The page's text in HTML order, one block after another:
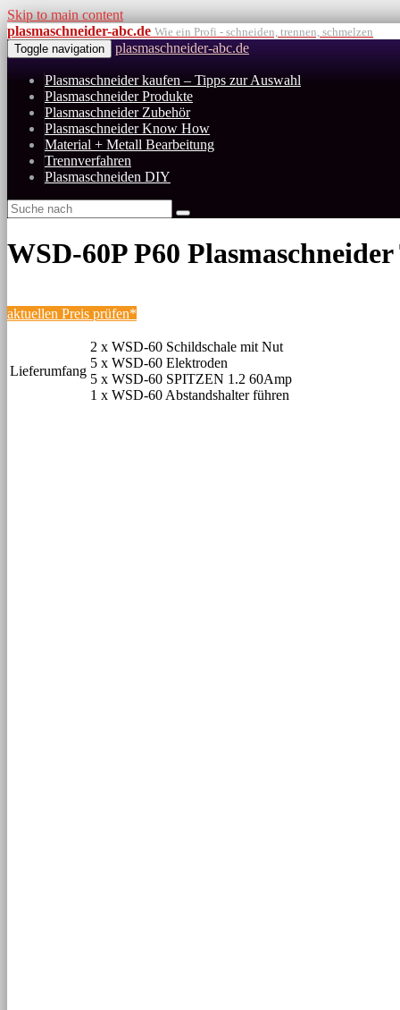
Skip to main content
plasmaschneider-abc.de Wie ein Profi - schneiden, trennen, schmelzen
Toggle navigation
plasmaschneider-abc.de
Plasmaschneider kaufen – Tipps zur Auswahl
Plasmaschneider Produkte
Plasmaschneider Zubehör
Plasmaschneider Know How
Material + Metall Bearbeitung
Trennverfahren
Plasmaschneiden DIY
WSD-60P P60
aktuellen Preis prüfen*
Lieferumfang
2 x WSD-60 Schildschale mit Nut
5 x WSD-60 Elektroden
5 x WSD-60 SPITZEN 1.2 60Amp
1 x WSD-60 Abstandshalter führen